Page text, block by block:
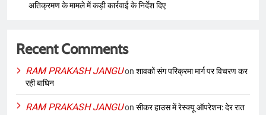
अतिक्रमण के मामले में कड़ी कार्रवाई के निर्देश दिए
Recent Comments
RAM PRAKASH JANGUon शावकों संग परिक्रमा मार्ग पर विचरण कर
रही बाघिन
RAM PRAKASH JANGUon सीकर हाउस में रेस्क्यू ऑपरेशन: देर रात